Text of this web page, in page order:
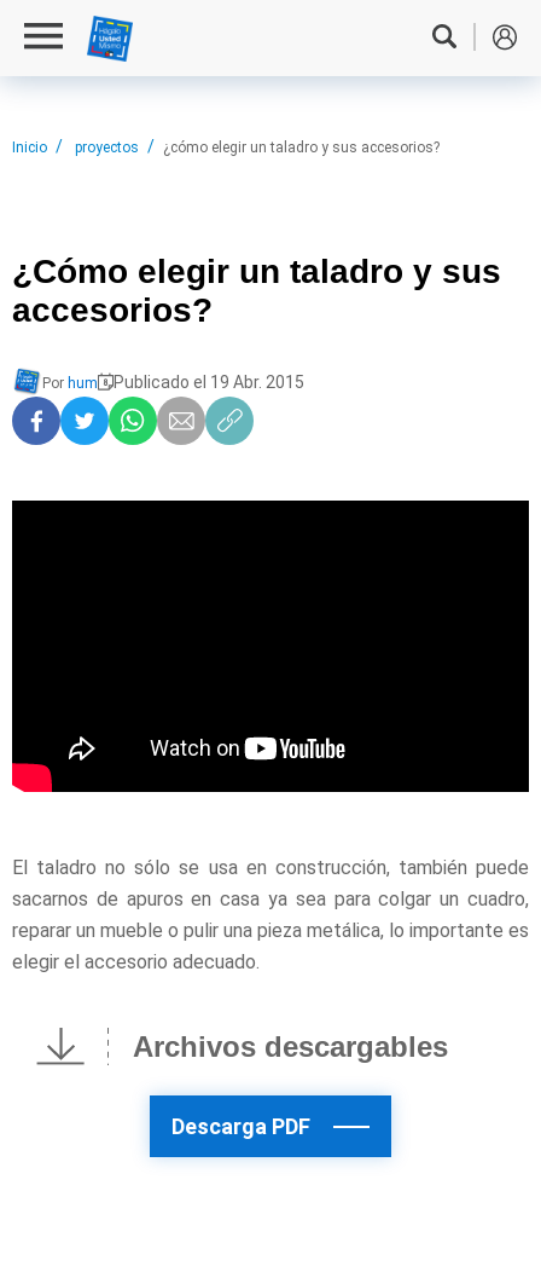
Inicio proyectos ¿cómo elegir un taladro y sus accesorios?
¿Cómo elegir un taladro y sus
accesorios?
Por hum Publicado el 19 Abr. 2015
El taladro no sólo se usa en construcción, también puede
sacarnos de apuros en casa ya sea para colgar un cuadro,
reparar un mueble o pulir una pieza metálica, lo importante es
elegir el accesorio adecuado.
Archivos descargables
Descarga PDF